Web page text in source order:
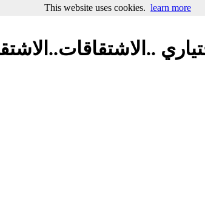
This website uses cookies. learn more